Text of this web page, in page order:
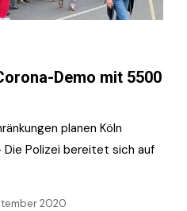
Demo mit 5500
planen Köln
Polizei bereitet sich auf
2020